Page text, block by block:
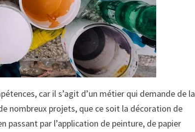
car il s’agit d’un métier qui demande de la
nombreux projets, que ce soit la décoration de
passant par l’application de peinture, de papier